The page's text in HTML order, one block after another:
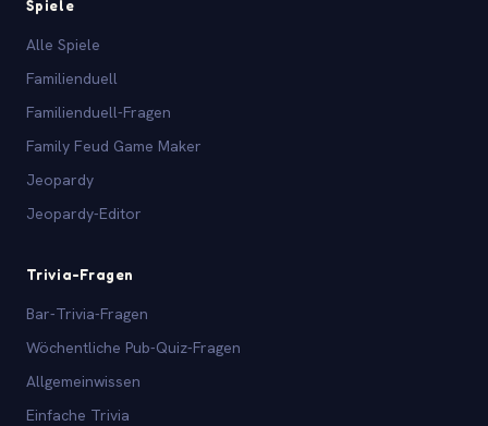
Spiele
Alle Spiele
Familienduell
Familienduell-Fragen
Family Feud Game Maker
Jeopardy
Jeopardy-Editor
Trivia-Fragen
Bar-Trivia-Fragen
Wöchentliche Pub-Quiz-Fragen
Allgemeinwissen
Einfache Trivia